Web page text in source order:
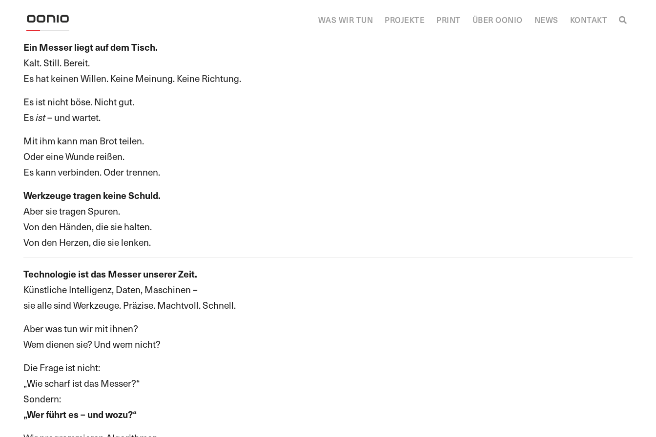
WAS WIR TUN PROJEKTE PRINT ÜBER OONIO NEWS KONTAKT
Ein Messer liegt auf dem Tisch.
Kalt. Still. Bereit.
Es hat keinen Willen. Keine Meinung. Keine Richtung.
Es ist nicht böse. Nicht gut.
Esist– und wartet.
Mit ihm kann man Brot teilen.
Oder eine Wunde reißen.
Es kann verbinden. Oder trennen.
Werkzeuge tragen keine Schuld.
Aber sie tragen Spuren.
Von den Händen, die sie halten.
Von den Herzen, die sie lenken.
Technologie ist das Messer unserer Zeit.
Künstliche Intelligenz, Daten, Maschinen –
sie alle sind Werkzeuge. Präzise. Machtvoll. Schnell.
Aber was tun wir mit ihnen?
Wem dienen sie? Und wem nicht?
Die Frage ist nicht:
„Wie scharf ist das Messer?“
Sondern:
„Wer führt es – und wozu?“